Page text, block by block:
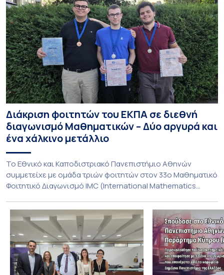
Διάκριση φοιτητών του ΕΚΠΑ σε διεθνή
διαγωνισμό Μαθηματικών – Δύο αργυρά και
ένα χάλκινο μετάλλιο
To Εθνικό και Καποδιστριακό Πανεπιστήμιο Αθηνών
συμμετείχε με ομάδα τριών φοιτητών στον 33ο Μαθηματικό
Φοιτητικό Διαγωνισμό IMC (International Mathematics
Ιουλίου στο Blagoevgrad της Βουλγαρίας. Σε αυτόν
συμμετείχαν 447 φοιτητές εκπροσωπώντας 135
πανεπιστήμια από 46 χώρες. Από την Ελλάδα, συμμετείχαν
επίσης το Εθνικό Μετσόβιο Πολυτεχνείο, το Αριστοτέλειο
Πανεπιστήμιο […]